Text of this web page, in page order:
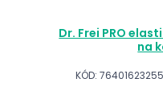
Dr. Frei PRO
na
KÓD: